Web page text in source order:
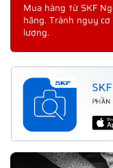
Mua hàng từ SKF
hãng. Tránh nguy
lượng.